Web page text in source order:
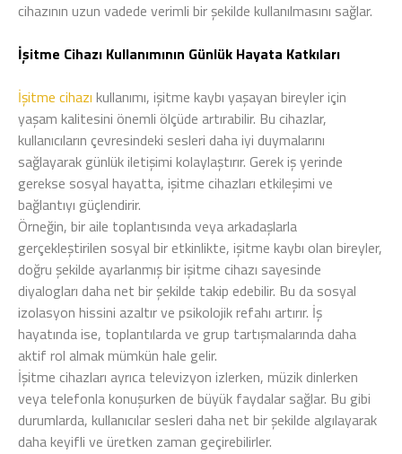
cihazının uzun vadede verimli bir şekilde kullanılmasını sağlar.
İşitme Cihazı Kullanımının Günlük Hayata Katkıları
İşitme cihazı kullanımı, işitme kaybı yaşayan bireyler için
yaşam kalitesini önemli ölçüde artırabilir. Bu cihazlar,
kullanıcıların çevresindeki sesleri daha iyi duymalarını
sağlayarak günlük iletişimi kolaylaştırır. Gerek iş yerinde
gerekse sosyal hayatta, işitme cihazları etkileşimi ve
bağlantıyı güçlendirir.
Örneğin, bir aile toplantısında veya arkadaşlarla
gerçekleştirilen sosyal bir etkinlikte, işitme kaybı olan bireyler,
doğru şekilde ayarlanmış bir işitme cihazı sayesinde
diyalogları daha net bir şekilde takip edebilir. Bu da sosyal
izolasyon hissini azaltır ve psikolojik refahı artırır. İş
hayatında ise, toplantılarda ve grup tartışmalarında daha
aktif rol almak mümkün hale gelir.
İşitme cihazları ayrıca televizyon izlerken, müzik dinlerken
veya telefonla konuşurken de büyük faydalar sağlar. Bu gibi
durumlarda, kullanıcılar sesleri daha net bir şekilde algılayarak
daha keyifli ve üretken zaman geçirebilirler.